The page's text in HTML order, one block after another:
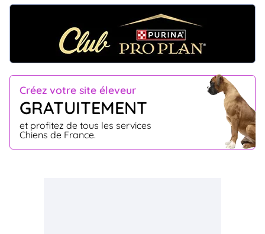
Créez votre site éleveur
GRATUITEMENT
et profitez de tous les services
Chiens de France.